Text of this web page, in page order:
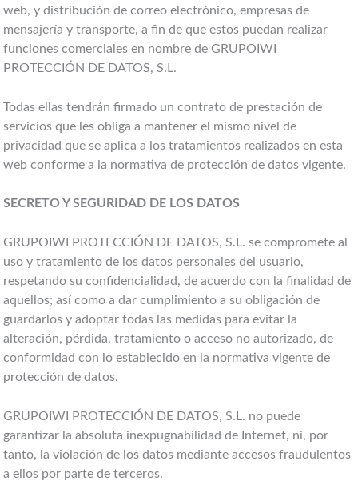
web, y distribución de correo electrónico, empresas de
mensajería y transporte, a fin de que estos puedan realizar
funciones comerciales en nombre de GRUPOIWI
PROTECCIÓN DE DATOS, S.L.
Todas ellas tendrán firmado un contrato de prestación de
servicios que les obliga a mantener el mismo nivel de
privacidad que se aplica a los tratamientos realizados en esta
web conforme a la normativa de protección de datos vigente.
SECRETO Y SEGURIDAD DE LOS DATOS
GRUPOIWI PROTECCIÓN DE DATOS, S.L. se compromete al
uso y tratamiento de los datos personales del usuario,
respetando su confidencialidad, de acuerdo con la finalidad de
aquellos; así como a dar cumplimiento a su obligación de
guardarlos y adoptar todas las medidas para evitar la
alteración, pérdida, tratamiento o acceso no autorizado, de
conformidad con lo establecido en la normativa vigente de
protección de datos.
GRUPOIWI PROTECCIÓN DE DATOS, S.L. no puede
garantizar la absoluta inexpugnabilidad de Internet, ni, por
tanto, la violación de los datos mediante accesos fraudulentos
a ellos por parte de terceros.